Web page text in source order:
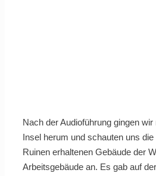
Nach der Audioführung gingen
Insel herum und schauten uns
Ruinen erhaltenen Gebäude der
Arbeitsgebäude an. Es gab auf